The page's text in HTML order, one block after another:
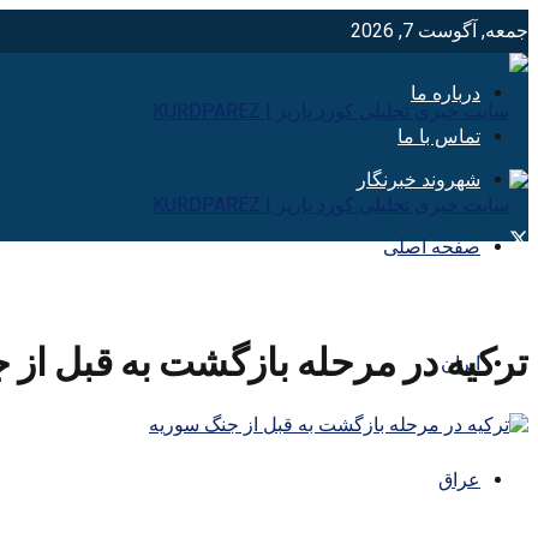
جمعه, آگوست 7, 2026
درباره ما
تماس با ما
شهروند خبرنگار
صفحه اصلی
ایران
عراق
ترکیه در مرحله بازگشت به قبل